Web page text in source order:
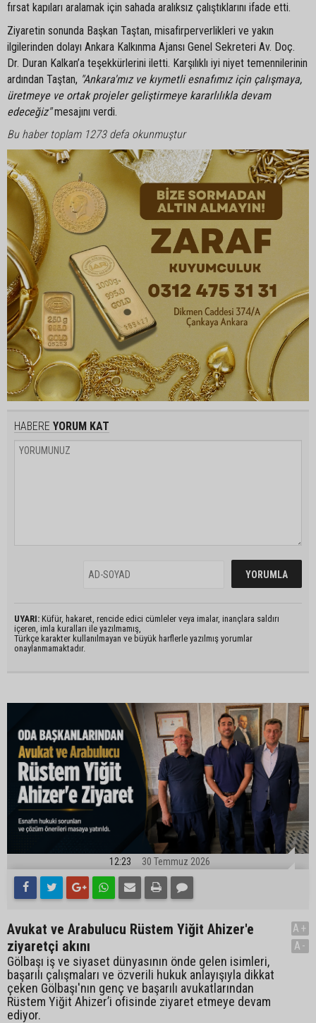
fırsat kapıları aralamak için sahada aralıksız çalıştıklarını ifade etti.
Ziyaretin sonunda Başkan Taştan, misafirperverlikleri ve yakın
ilgilerinden dolayı Ankara Kalkınma Ajansı Genel Sekreteri Av. Doç.
Dr. Duran Kalkan’a teşekkürlerini iletti. Karşılıklı iyi niyet temennilerinin
ardından Taştan, "Ankara'mız ve kıymetli esnafımız için çalışmaya,
üretmeye ve ortak projeler geliştirmeye kararlılıkla devam
edeceğiz"mesajını verdi.
Bu haber toplam 1273 defa okunmuştur
HABERE YORUM KAT
UYARI: Küfür, hakaret, rencide edici cümleler veya imalar, inançlara saldırı
içeren, imla kuralları ile yazılmamış,
Türkçe karakter kullanılmayan ve büyük harflerle yazılmış yorumlar
onaylanmamaktadır.
12:23 30 Temmuz 2026
Avukat ve Arabulucu Rüstem Yiğit Ahizer'e
ziyaretçi akını
Gölbaşı iş ve siyaset dünyasının önde gelen isimleri,
başarılı çalışmaları ve özverili hukuk anlayışıyla dikkat
çeken Gölbaşı'nın genç ve başarılı avukatlarından
Rüstem Yiğit Ahizer’i ofisinde ziyaret etmeye devam
ediyor.
A+
A-